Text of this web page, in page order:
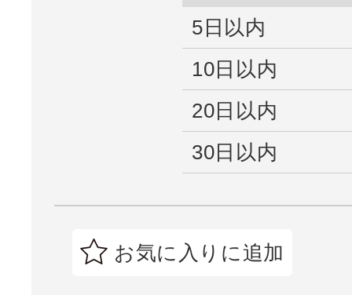
5日以内
10日以内
20日以内
30日以内
お気に入りに追加